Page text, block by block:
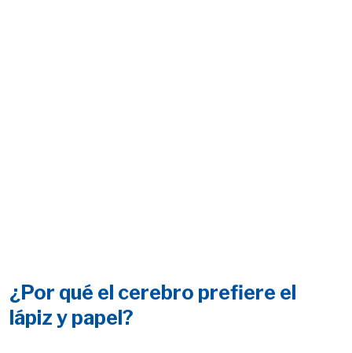
¿Por qué el cerebro prefiere el
lápiz y papel?